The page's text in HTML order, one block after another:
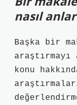
nasıl
Başka bir
konu